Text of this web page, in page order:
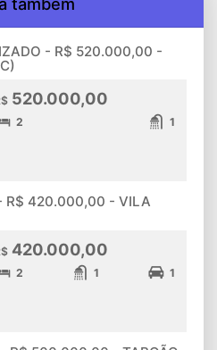
- R$ 520.000,00 -
520.000,00
2 1
R$ 420.000,00 - VILA
420.000,00
2 1 1